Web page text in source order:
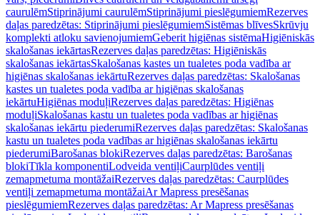
caurulēmStiprinājumi caurulēmStiprinājumi pieslēgumiemRezerves
daļas paredzētas: Stiprinājumi pieslēgumiemSistēmas blīvesSkrūvju
komplekti atloku savienojumiemGeberit higiēnas sistēmaHigiēniskās
skalošanas iekārtasRezerves daļas paredzētas: Higiēniskās
skalošanas iekārtasSkalošanas kastes un tualetes poda vadība ar
higiēnas skalošanas iekārtuRezerves daļas paredzētas: Skalošanas
kastes un tualetes poda vadība ar higiēnas skalošanas
iekārtuHigiēnas moduļiRezerves daļas paredzētas: Higiēnas
moduļiSkalošanas kastu un tualetes poda vadības ar higiēnas
skalošanas iekārtu piederumiRezerves daļas paredzētas: Skalošanas
kastu un tualetes poda vadības ar higiēnas skalošanas iekārtu
piederumiBarošanas blokiRezerves daļas paredzētas: Barošanas
blokiTīkla komponentiLodveida ventiļiCaurplūdes ventiļi
zemapmetuma montāžaiRezerves daļas paredzētas: Caurplūdes
ventiļi zemapmetuma montāžaiAr Mapress presēšanas
pieslēgumiemRezerves daļas paredzētas: Ar Mapress presēšanas